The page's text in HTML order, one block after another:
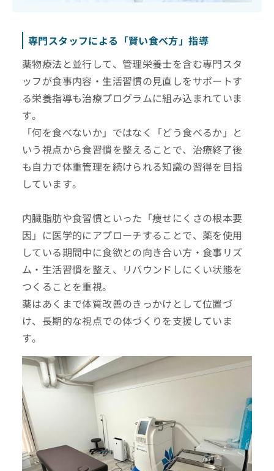
専門スタッフによる「賢い食べ方」指導
薬物療法と並行して、管理栄養士を含む専門スタ
ッフが食事内容・生活習慣の見直しをサポートす
る栄養指導も治療プログラムに組み込まれていま
す。
「何を食べないか」ではなく「どう食べるか」と
いう視点から食習慣を整えることで、治療終了後
も自力で体重管理を続けられる知識の習得を目指
しています。
内臓脂肪や食習慣といった「痩せにくさの根本要
因」に医学的にアプローチすることで、薬を使用
している期間中に食欲との向き合い方・食事リズ
ム・生活習慣を整え、リバウンドしにくい状態を
つくることを重視。
薬はあくまで体質改善のきっかけとして位置づ
け、長期的な視点での体づくりを支援していま
す。